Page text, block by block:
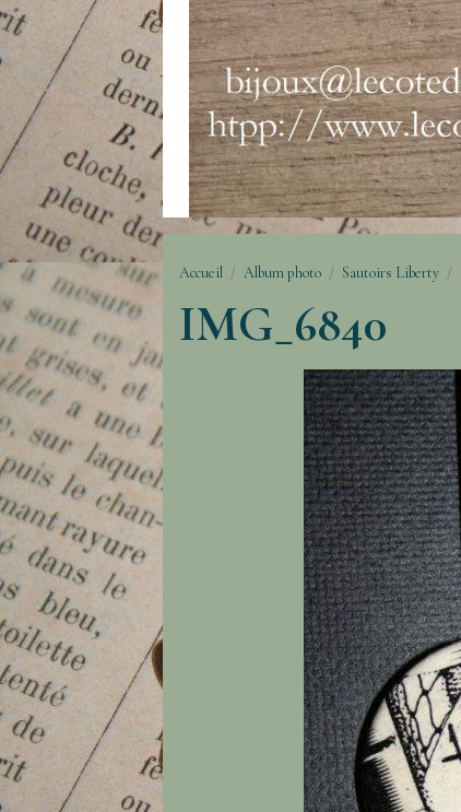
Accueil Album photo Sautoirs Liberty
IMG_6840